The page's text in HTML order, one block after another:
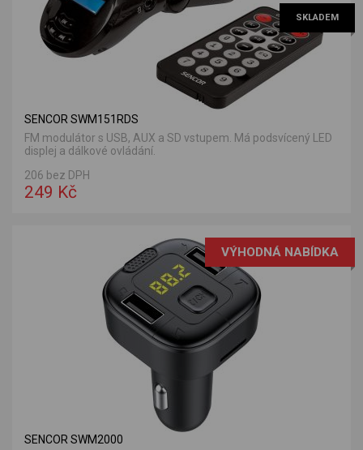
SKLADEM
SENCOR SWM151RDS
FM modulátor s USB, AUX a SD vstupem. Má podsvícený LED
displej a dálkové ovládání.
206 bez DPH
249 Kč
VÝHODNÁ NABÍDKA
SENCOR SWM2000